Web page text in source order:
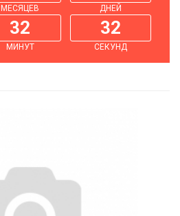
МЕСЯЦЕВ ДНЕЙ
32
МИНУТ
33
СЕКУНД